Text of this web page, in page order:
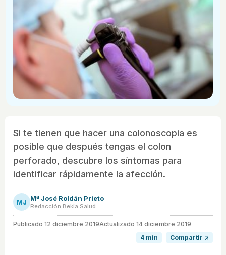
Si te tienen que hacer una colonoscopia es
posible que después tengas el colon
perforado, descubre los síntomas para
identificar rápidamente la afección.
MJ Mª José Roldán Prieto
Redacción Bekia Salud
Publicado 12 diciembre 2019Actualizado 14 diciembre 2019
4 min
Compartir ↗